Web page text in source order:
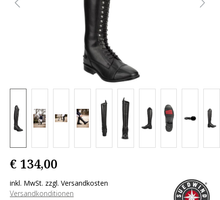
€ 134,00
inkl. MwSt. zzgl. Versandkosten
Versandkonditionen